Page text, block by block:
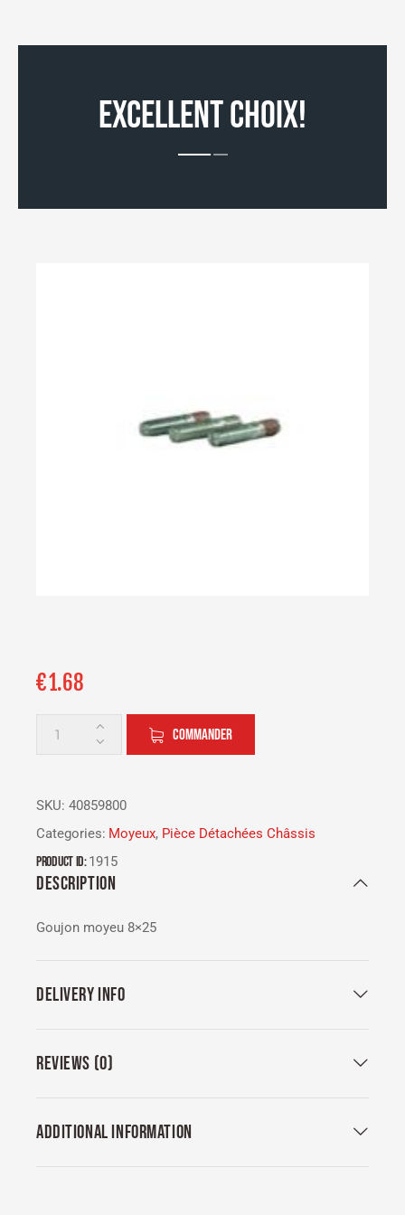
EXCELLENT CHOIX!
€1.68
COMMANDER
SKU: 40859800
Categories: Moyeux, Pièce Détachées Châssis
Product ID:1915
DESCRIPTION
Goujon moyeu 8×25
DELIVERY INFO
REVIEWS (0)
ADDITIONAL INFORMATION